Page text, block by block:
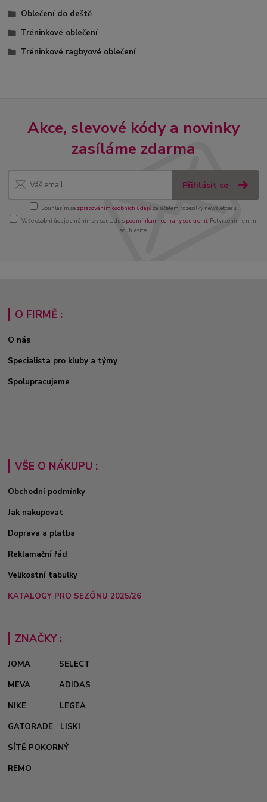
Oblečení do deště
Tréninkové oblečení
Tréninkové ragbyové oblečení
Akce, slevové kódy a novinky
zasíláme zdarma
Přihlásit se
Souhlasím se zpracováním osobních údajůza účelem rozesílky newsletteru.
Vaše osobní údaje chráníme v souladu s podmínkami ochrany soukromí. Potvrzením s nimi
souhlasíte.
O FIRMĚ :
O nás
Specialista pro kluby a týmy
Spolupracujeme
VŠE O NÁKUPU :
Obchodní podmínky
Jak nakupovat
Doprava a platba
Reklamační řád
Velikostní tabulky
KATALOGY PRO SEZÓNU 2025/26
ZNAČKY :
JOMA
SELECT
MEVA
ADIDAS
NIKE
LEGEA
GATORADE
LISKI
SÍTĚ POKORNÝ
REMO